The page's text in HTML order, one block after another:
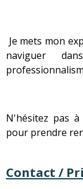
Je mets mon
naviguer
N'hésitez pas
pour prendre
Contact /